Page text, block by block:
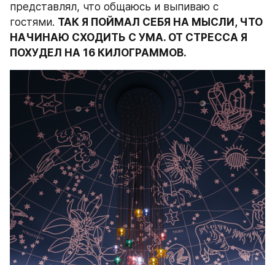
представлял, что общаюсь и выпиваю с
гостями. ТАК Я ПОЙМАЛ СЕБЯ НА МЫСЛИ, ЧТО
НАЧИНАЮ СХОДИТЬ С УМА. ОТ СТРЕССА Я
ПОХУДЕЛ НА 16 КИЛОГРАММОВ.